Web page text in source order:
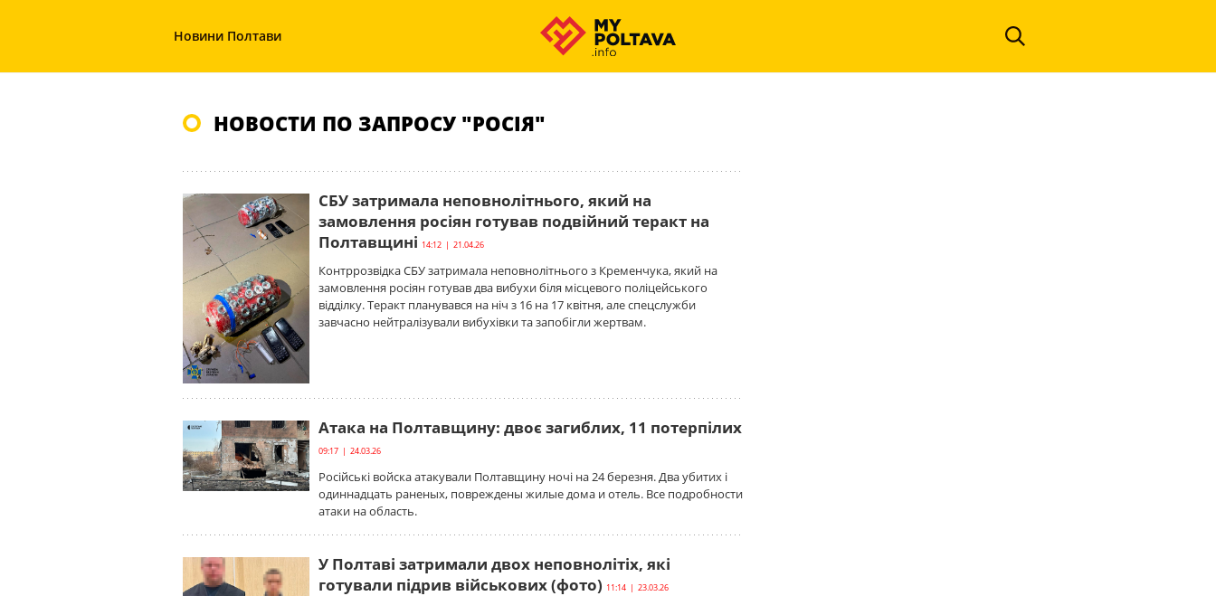
Новини Полтави
НОВОСТИ ПО ЗАПРОСУ "РОСІЯ"
СБУ затримала неповнолітнього, який на
замовлення росіян готував подвійний теракт на
Полтавщині 14:12 | 21.04.26
Контррозвідка СБУ затримала неповнолітнього з Кременчука, який на
замовлення росіян готував два вибухи біля місцевого поліцейського
відділку. Теракт планувався на ніч з 16 на 17 квітня, але спецслужби
завчасно нейтралізували вибухівки та запобігли жертвам.
Атака на Полтавщину: двоє загиблих, 11 потерпілих
09:17 | 24.03.26
Російські войска атакували Полтавщину ночі на 24 березня. Два убитих і
одиннадцать раненых, повреждены жилые дома и отель. Все подробности
атаки на область.
У Полтаві затримали двох неповнолітіх, які
готували підрив військових (фото) 11:14 | 23.03.26